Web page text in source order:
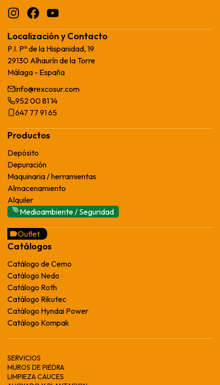
Localización y Contacto
P.I. Pº de la Hispanidad, 19
29130 Alhaurín de la Torre
Málaga - España
info@rexcosur.com
952 00 81 14
647 77 91 65
Productos
Depósito
Depuración
Maquinaria / herramientas
Almacenamiento
Alquiler
Medioambiente / Seguridad
Outlet
Catálogos
Catálogo de Cemo
Catálogo Nedo
Catálogo Roth
Catálogo Rikutec
Catálogo Hyndai Power
Catálogo Kompak
SERVICIOS
MUROS DE PIEDRA
LIMPIEZA CAUCES